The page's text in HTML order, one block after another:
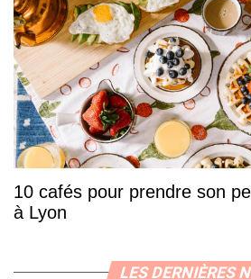
10 cafés pour prendre son
à Lyon
LES DERNIÈRES